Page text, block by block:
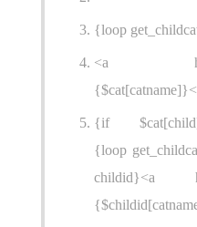
{loop
<a
{if
{loop
childid}<a